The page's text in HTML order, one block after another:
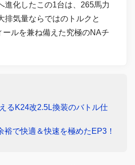
進化したこの1台は、265馬力
排気量ならではのトルクと
ルを兼ね備えた究極のNAチ
るK24改2.5L換装のバトル仕
裕で快適＆快速を極めたEP3！